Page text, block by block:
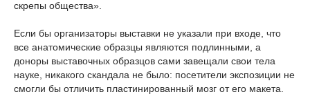
скрепы общества».
Если бы организаторы выставки не указали при входе, что
все анатомические образцы являются подлинными, а
доноры выставочных образцов сами завещали свои тела
науке, никакого скандала не было: посетители экспозиции не
смогли бы отличить пластинированный мозг от его макета.